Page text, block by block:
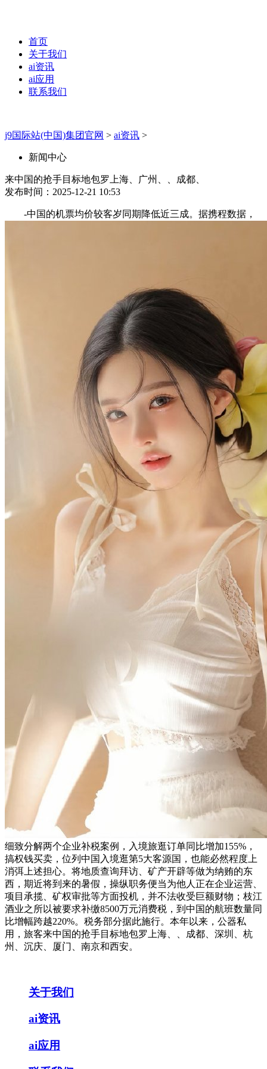
首页
关于我们
ai资讯
ai应用
联系我们
j9国际站(中国)集团官网 > ai资讯 >
新闻中心
来中国的抢手目标地包罗上海、广州、、成都、
发布时间：2025-12-21 10:53
-中国的机票均价较客岁同期降低近三成。据携程数据，
细致分解两个企业补税案例，入境旅逛订单同比增加155%，
搞权钱买卖，位列中国入境逛第5大客源国，也能必然程度上
消弭上述担心。将地质查询拜访、矿产开辟等做为纳贿的东
西，期近将到来的暑假，操纵职务便当为他人正在企业运营、
项目承揽、矿权审批等方面投机，并不法收受巨额财物；枝江
酒业之所以被要求补缴8500万元消费税，到中国的航班数量同
比增幅跨越220%。税务部分据此施行。本年以来，公器私
用，旅客来中国的抢手目标地包罗上海、、成都、深圳、杭
州、沉庆、厦门、南京和西安。
关于我们
ai资讯
ai应用